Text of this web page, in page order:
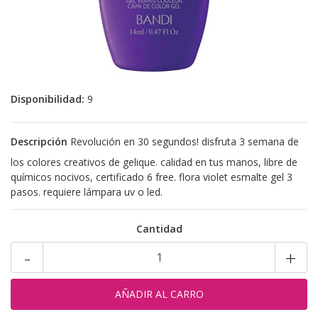
Disponibilidad: 9
Descripción Revolución en 30 segundos! disfruta 3 semana de
los colores creativos de gelique. calidad en tus manos, libre de
químicos nocivos, certificado 6 free. flora violet esmalte gel 3
pasos. requiere lámpara uv o led.
Cantidad
+
-